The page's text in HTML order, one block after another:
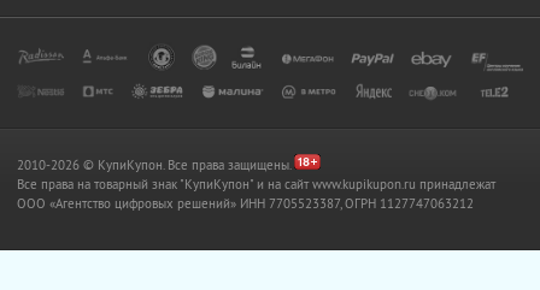
2010-2026 © КупиКупон. Все права защищены.
Все права на товарный знак "КупиКупон" и на сайт www.kupikupon.ru принадлежат
OOO «Агентство цифровых решений» ИНН 7705523387, ОГРН 1127747063212